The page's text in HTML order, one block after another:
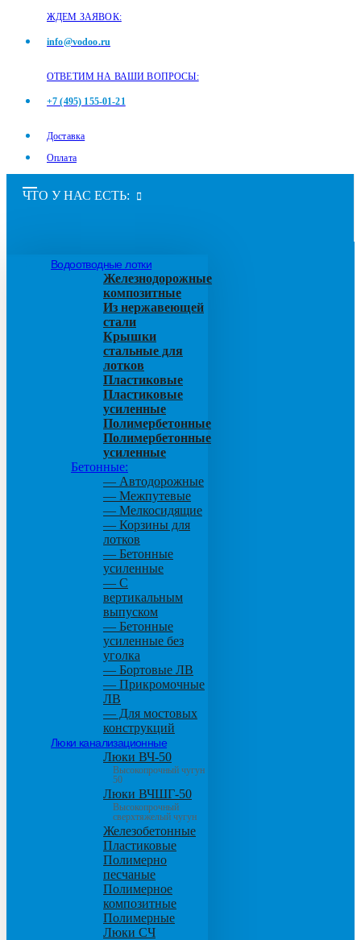
ЖДЕМ ЗАЯВОК:
info@vodoo.ru
ОТВЕТИМ НА ВАШИ ВОПРОСЫ:
+7 (495) 155-01-21
Доставка
Оплата
ЧТО У НАС ЕСТЬ:
Водоотводные лотки
Железнодорожные
композитные
Из нержавеющей
стали
Крышки
стальные для
лотков
Пластиковые
Пластиковые
усиленные
Полимербетонные
Полимербетонные
усиленные
Бетонные:
— Автодорожные
— Межпутевые
— Мелкосидящие
— Корзины для
лотков
— Бетонные
усиленные
— С
вертикальным
выпуском
— Бетонные
усиленные без
уголка
— Бортовые ЛВ
— Прикромочные
ЛВ
— Для мостовых
конструкций
Люки канализационные
Люки ВЧ-50
Высокопрочный чугун
50
Люки ВЧШГ-50
Высокопрочный
сверхтяжелый чугун
Железобетонные
Пластиковые
Полимерно
песчаные
Полимерное
композитные
Полимерные
Люки СЧ